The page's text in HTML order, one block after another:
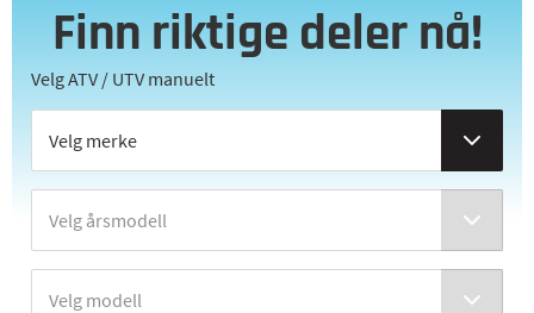
Finn riktige deler nå!
Velg ATV / UTV manuelt